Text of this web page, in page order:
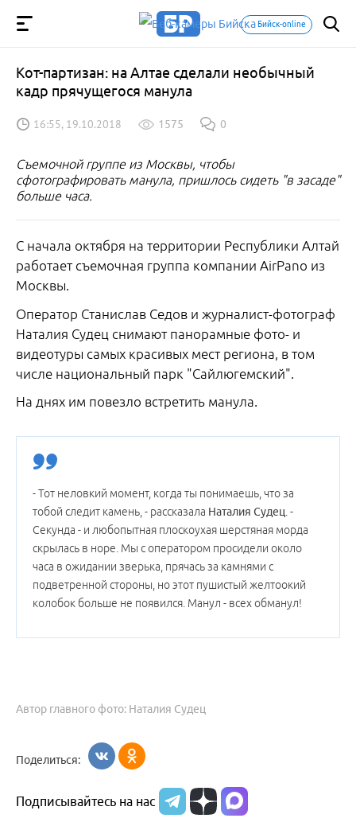
Бийск-online
Кот-партизан: на Алтае сделали необычный
кадр прячущегося манула
16:55, 19.10.2018 1575 0
Съемочной группе из Москвы, чтобы
сфотографировать манула, пришлось сидеть "в засаде"
больше часа.
С начала октября на территории Республики Алтай
работает съемочная группа компании AirPano из
Москвы.
Оператор Станислав Седов и журналист-фотограф
Наталия Судец снимают панорамные фото- и
видеотуры самых красивых мест региона, в том
числе национальный парк "Сайлюгемский".
На днях им повезло встретить манула.
- Тот неловкий момент, когда ты понимаешь, что за
тобой следит камень, - рассказала Наталия Судец. -
Секунда - и любопытная плоскоухая шерстяная морда
скрылась в норе. Мы с оператором просидели около
часа в ожидании зверька, прячась за камнями с
подветренной стороны, но этот пушистый желтоокий
колобок больше не появился. Манул - всех обманул!
Автор главного фото: Наталия Судец
Поделиться:
Подписывайтесь на нас